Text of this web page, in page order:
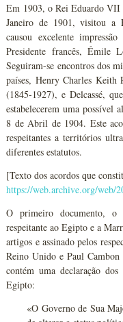
Em 1903, o Rei Eduardo VII
Janeiro de 1901, visitou a
causou excelente
Presidente francês, Émile
Seguiram-se encontros dos
países, Henry Charles Keith
(1845-1927), e Delcassé,
estabelecerem uma possível
8 de Abril de 1904. Este
respeitantes a territórios
diferentes estatutos.
[Texto dos acordos que
https://web.archive.org/web/
O primeiro documento, o
respeitante ao Egipto e a
artigos e assinado pelos
Reino Unido e Paul
contém uma declaração
Egipto:
«O Governo de Sua